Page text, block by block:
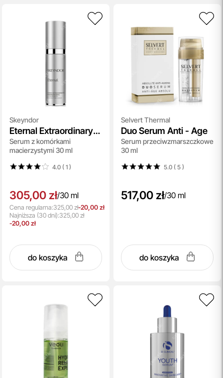
Skeyndor
Eternal Extraordinary
Redensifying Serum
Serum z komórkami
macierzystymi 30 ml
4.0 ( 1)
305,00 zł/30 ml
Cena regularna:325,00 zł-20,00 zł
Najniższa (30 dni):325,00 zł
-20,00 zł
do koszyka
Selvert Thermal
Duo Serum Anti - Age
Serum przeciwzmarszczkowe
30 ml
5.0 ( 5)
517,00 zł/30 ml
do koszyka